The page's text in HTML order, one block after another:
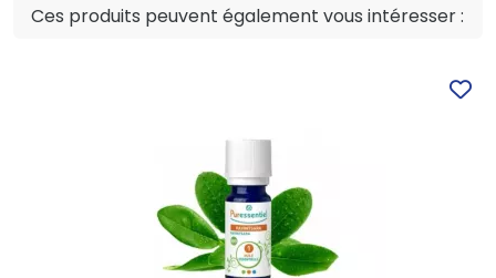
Ces produits peuvent également vous intéresser :